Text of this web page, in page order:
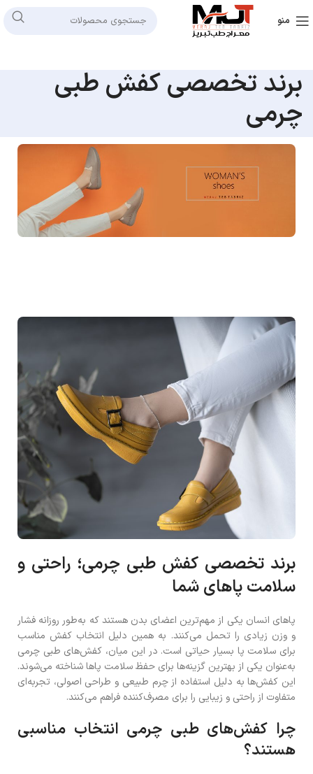
منو
برند تخصصی کفش طبی
چرمی
برند تخصصی کفش طبی چرمی؛ راحتی و
سلامت پاهای شما
پاهای انسان یکی از مهم‌ترین اعضای بدن هستند که به‌طور روزانه فشار
و وزن زیادی را تحمل می‌کنند. به همین دلیل انتخاب کفش مناسب
برای سلامت پا بسیار حیاتی است. در این میان، کفش‌های طبی چرمی
به‌عنوان یکی از بهترین گزینه‌ها برای حفظ سلامت پاها شناخته می‌شوند.
این کفش‌ها به دلیل استفاده از چرم طبیعی و طراحی اصولی، تجربه‌ای
متفاوت از راحتی و زیبایی را برای مصرف‌کننده فراهم می‌کنند.
چرا کفش‌های طبی چرمی انتخاب مناسبی
هستند؟